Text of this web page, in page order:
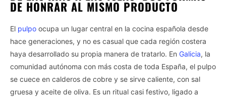
DE HONRAR AL MISMO PRODUCTO
El pulpo ocupa un lugar central en la cocina española desde
hace generaciones, y no es casual que cada región costera
haya desarrollado su propia manera de tratarlo. En Galicia, la
comunidad autónoma con más costa de toda España, el pulpo
se cuece en calderos de cobre y se sirve caliente, con sal
gruesa y aceite de oliva. Es un ritual casi festivo, ligado a